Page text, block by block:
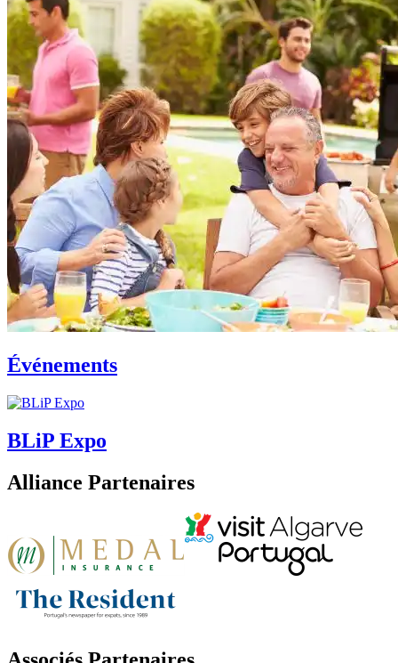
Événements
BLiP Expo
Alliance Partenaires